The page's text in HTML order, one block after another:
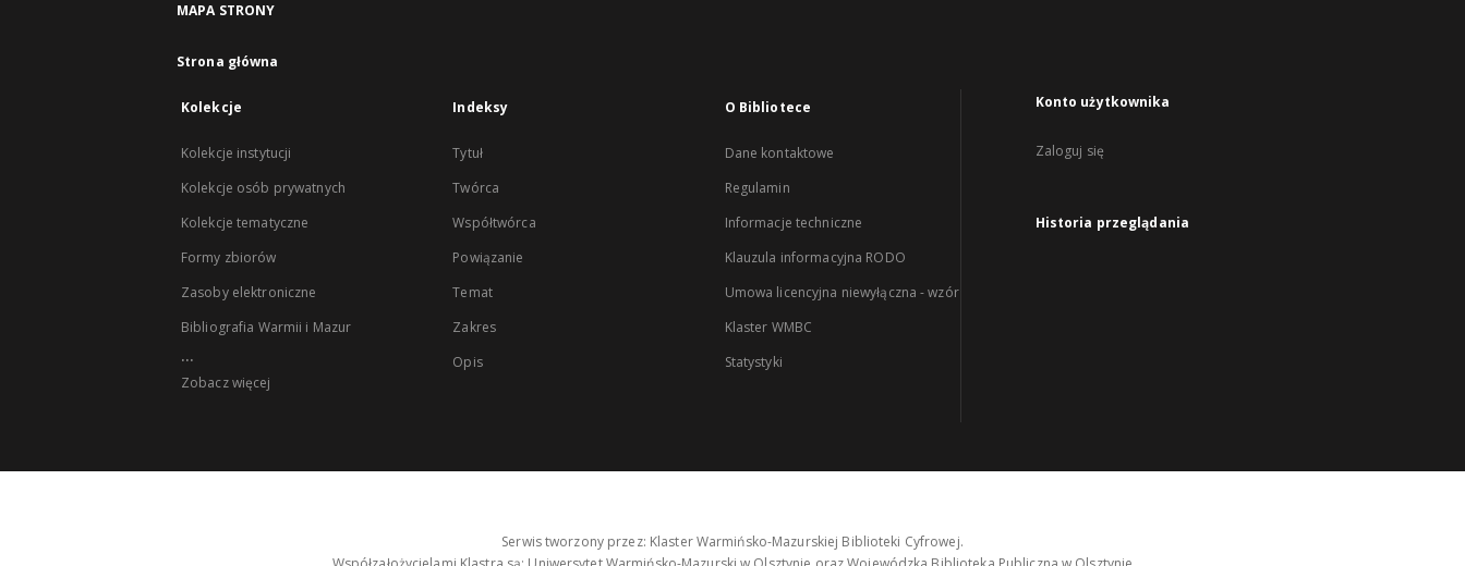
MAPA STRONY
Strona główna
Kolekcje
Kolekcje instytucji
Kolekcje osób prywatnych
Kolekcje tematyczne
Formy zbiorów
Zasoby elektroniczne
Bibliografia Warmii i Mazur
...
Zobacz więcej
Indeksy
Tytuł
Twórca
Współtwórca
Powiązanie
Temat
Zakres
Opis
O Bibliotece
Dane kontaktowe
Regulamin
Informacje techniczne
Klauzula informacyjna RODO
Umowa licencyjna niewyłączna - wzór
Klaster WMBC
Statystyki
Konto użytkownika
Zaloguj się
Historia przeglądania
Serwis tworzony przez: Klaster Warmińsko-Mazurskiej Biblioteki Cyfrowej.